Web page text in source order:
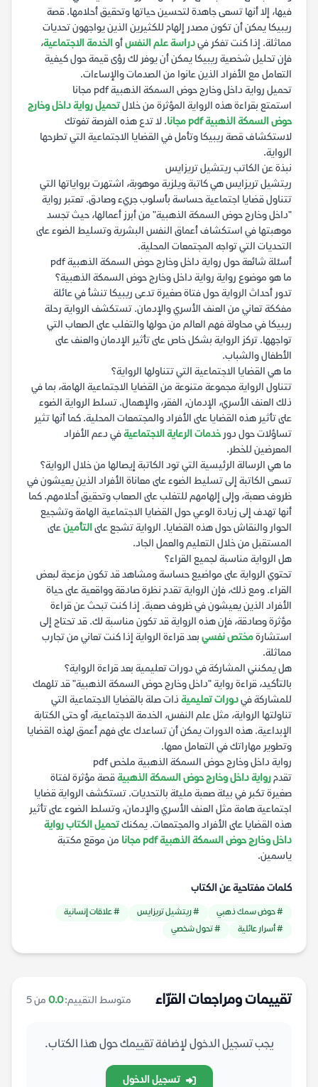
فيها، إلا أنها تسعى جاهدة لتحسين حياتها وتحقيق أحلامها. قصة
ريبيكا يمكن أن تكون مصدر إلهام للكثيرين الذين يواجهون تحديات
مماثلة. إذا كنت تفكر فيدراسة علم النفسأوالخدمة الاجتماعية،
فإن تحليل شخصية ريبيكا يمكن أن يوفر لك رؤى قيمة حول كيفية
التعامل مع الأفراد الذين عانوا من الصدمات والإساءات.
تحميل رواية داخل وخارج حوض السمكة الذهبية pdf مجانا
استمتع بقراءة هذه الرواية المؤثرة من خلالتحميل رواية داخل وخارج
حوض السمكة الذهبية pdf مجانا
. لا تدع هذه الفرصة تفوتك
لاستكشاف قصة ريبيكا وتأمل في القضايا الاجتماعية التي تطرحها
الرواية.
نبذة عن الكاتب ريتشيل تريزايس
ريتشيل تريزايس هي كاتبة ويلزية موهوبة، اشتهرت برواياتها التي
تتناول قضايا اجتماعية حساسة بأسلوب جريء وصادق. تعتبر رواية
"داخل وخارج حوض السمكة الذهبية" من أبرز أعمالها، حيث تجسد
موهبتها في استكشاف أعماق النفس البشرية وتسليط الضوء على
التحديات التي تواجه المجتمعات المحلية.
أسئلة شائعة حول رواية داخل وخارج حوض السمكة الذهبية pdf
ما هو موضوع رواية رواية داخل وخارج حوض السمكة الذهبية؟
تدور أحداث الرواية حول فتاة صغيرة تدعى ريبيكا تنشأ في عائلة
مفككة تعاني من العنف الأسري والإدمان. تستكشف الرواية رحلة
ريبيكا في محاولة فهم العالم من حولها والتغلب على الصعاب التي
تواجهها. تركز الرواية بشكل خاص على تأثير الإدمان والعنف على
الأطفال والشباب.
ما هي القضايا الاجتماعية التي تتناولها الرواية؟
تتناول الرواية مجموعة متنوعة من القضايا الاجتماعية الهامة، بما في
ذلك العنف الأسري، الإدمان، الفقر، والإهمال. تسلط الرواية الضوء
على تأثير هذه القضايا على الأفراد والمجتمعات المحلية. كما أنها تثير
تساؤلات حول دورخدمات الرعاية الاجتماعيةفي دعم الأفراد
المعرضين للخطر.
ما هي الرسالة الرئيسية التي تود الكاتبة إيصالها من خلال الرواية؟
تسعى الكاتبة إلى تسليط الضوء على معاناة الأفراد الذين يعيشون في
ظروف صعبة، وإلى إلهامهم للتغلب على الصعاب وتحقيق أحلامهم. كما
أنها تهدف إلى زيادة الوعي حول القضايا الاجتماعية الهامة وتشجيع
الحوار والنقاش حول هذه القضايا. الرواية تشجع علىالتأمينعلى
المستقبل من خلال التعليم والعمل الجاد.
هل الرواية مناسبة لجميع القراء؟
تحتوي الرواية على مواضيع حساسة ومشاهد قد تكون مزعجة لبعض
القراء. ومع ذلك، فإن الرواية تقدم نظرة صادقة وواقعية على حياة
الأفراد الذين يعيشون في ظروف صعبة. إذا كنت تبحث عن قراءة
مؤثرة وصادقة، فإن هذه الرواية قد تكون مناسبة لك. قد تحتاج إلى
استشارةمختص نفسي بعد قراءة الرواية إذا كنت تعاني من تجارب
مماثلة.
هل يمكنني المشاركة في دورات تعليمية بعد قراءة الرواية؟
بالتأكيد، قراءة رواية "داخل وخارج حوض السمكة الذهبية" قد تلهمك
للمشاركة فيدورات تعليمية ذات صلة بالقضايا الاجتماعية التي
تناولتها الرواية، مثل علم النفس، الخدمة الاجتماعية، أو حتى الكتابة
الإبداعية. هذه الدورات يمكن أن تساعدك على فهم أعمق لهذه القضايا
وتطوير مهاراتك في التعامل معها.
رواية داخل وخارج حوض السمكة الذهبية ملخص pdf
تقدمرواية داخل وخارج حوض السمكة الذهبيةقصة مؤثرة لفتاة
صغيرة تكبر في بيئة صعبة مليئة بالتحديات. تستكشف الرواية قضايا
اجتماعية هامة مثل العنف الأسري والإدمان، وتسلط الضوء على تأثير
هذه القضايا على الأفراد والمجتمعات. يمكنكتحميل الكتاب رواية
داخل وخارج حوض السمكة الذهبية pdf مجانا
من موقع مكتبة
ياسمين.
كلمات مفتاحية عن الكتاب
# حوض سمك ذهبي # ريتشيل تريزايس
# علاقات إنسانية
# أسرار عائلية
# تحول شخصي
تقييمات ومراجعات القرّاء متوسط التقييم:0.0 من 5
يجب تسجيل الدخول لإضافة تقييمك حول هذا الكتاب.
تسجيل الدخول